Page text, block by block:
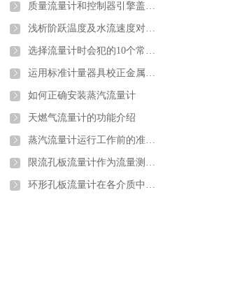
质量流量计和控制器引擎盖下的主要组件详细介绍
浅析阶跃温度及水流速度对金属管浮子流量计的影响
选择流量计时会犯的10个常见错误以及如何避免错误
运用标准计量器具校正金属管浮子流量计
如何正确安装蒸汽流量计
天燃气流量计的功能介绍
蒸汽流量计运行工作前的准备和调试
限流孔板流量计作为流量测量元件的使用条件有哪些
环形孔板流量计在各介质中的应用